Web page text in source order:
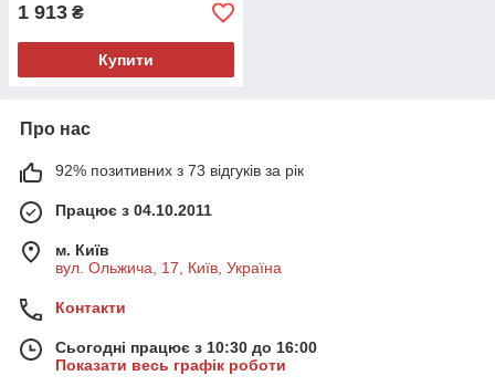
1 913 ₴
Купити
Про нас
92% позитивних з 73 відгуків за рік
Працює з 04.10.2011
м. Київ
вул. Ольжича, 17, Київ, Україна
Контакти
Сьогодні працює з 10:30 до 16:00
Показати весь графік роботи